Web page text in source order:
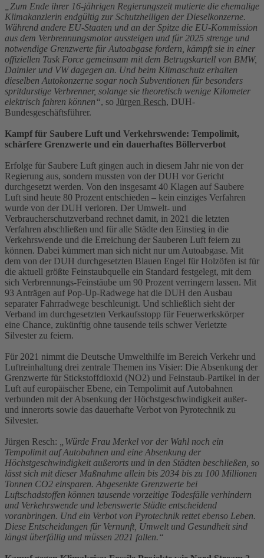
„Zum Ende ihrer 16-jährigen Regierungszeit mutierte die ehemalige
Klimakanzlerin endgültig zur Schutzheiligen der Dieselkonzerne.
Während andere EU-Staaten und an der Spitze die EU-Kommission
aus dem Verbrennungsmotor aussteigen und für 2025 strenge und
notwendige Grenzwerte für Autoabgase fordern, kämpft sie in einer
offiziellen Task Force gemeinsam mit dem Betrugskartell von BMW,
Daimler und VW dagegen an. Und beim Klimaschutz erhalten
dieselben Autokonzerne sogar noch Subventionen für besonders
spritdurstige Verbrenner, solange sie theoretisch wenige Kilometer
elektrisch fahren können“, so Jürgen Resch, DUH-
Bundesgeschäftsführer.
Kampf für Saubere Luft und Verkehrswende: Tempolimit,
schärfere Grenzwerte und ein dauerhaftes Böllerverbot
Erfolge für Saubere Luft gingen auch in diesem Jahr nie von der
Regierung aus, sondern mussten von der DUH vor Gericht
durchgesetzt werden. Von den insgesamt 40 Klagen auf Saubere
Luft sind heute 80 Prozent entschieden – kein einziges Verfahren
wurde von der DUH verloren. Der Umwelt- und
Verbraucherschutzverband rechnet damit, in 2021 die letzten
Verfahren abschließen und für alle Städte den Einstieg in die
Verkehrswende und die Erreichung der Sauberen Luft feiern zu
können. Dabei kümmert man sich nicht nur um Autoabgase. Mit
dem von der DUH durchgesetzten Blauen Engel für Holzöfen ist für
die aktuell größte Feinstaubquelle ein Standard festgelegt, mit dem
sich Verbrennungs-Feinstäube um 90 Prozent verringern lassen. Mit
93 Anträgen auf Pop-Up-Radwege hat die DUH den Ausbau
separater Fahrradwege beschleunigt. Und schließlich sieht der
Verband im durchgesetzten Verkaufsstopp für Feuerwerkskörper
eine Chance, zukünftig ohne tausende teils schwer Verletzte
Silvester zu feiern.
Für 2021 nimmt die Deutsche Umwelthilfe im Bereich Verkehr und
Luftreinhaltung drei zentrale Themen ins Visier: Die Absenkung der
Grenzwerte für Stickstoffdioxid (NO2) und Feinstaub-Partikel in der
Luft auf europäischer Ebene, ein Tempolimit auf Autobahnen
verbunden mit der Absenkung der Höchstgeschwindigkeit außer-
und innerorts sowie das dauerhafte Verbot von Pyrotechnik zu
Silvester.
Jürgen Resch:
„Würde Frau Merkel vor der Wahl noch ein
Tempolimit auf Autobahnen und eine Absenkung der
Höchstgeschwindigkeit außerorts und in den Städten beschließen, so
lässt sich mit dieser Maßnahme allein bis 2034 bis zu 100 Millionen
Tonnen CO2 einsparen. Abgesenkte Grenzwerte bei
Luftschadstoffen können tausende vorzeitige Todesfälle verhindern
und Verkehrswende und lebenswerte Städte entscheidend
voranbringen. Und ein Verbot von Pyrotechnik rettet ebenso Leben.
Diese Entscheidungen für Vernunft, Umwelt und Gesundheit sind
längst überfällig und müssen 2021 fallen.“